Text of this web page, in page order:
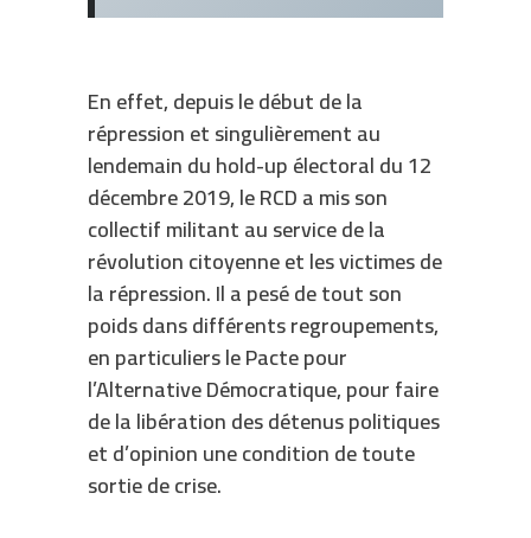
En effet, depuis le début de la
répression et singulièrement au
lendemain du hold-up électoral du 12
décembre 2019, le RCD a mis son
collectif militant au service de la
révolution citoyenne et les victimes de
la répression. Il a pesé de tout son
poids dans différents regroupements,
en particuliers le Pacte pour
l’Alternative Démocratique, pour faire
de la libération des détenus politiques
et d’opinion une condition de toute
sortie de crise.